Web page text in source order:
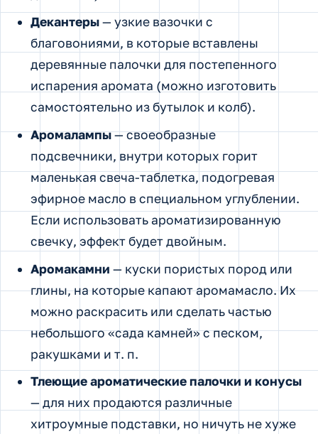
Декантеры— узкие вазочки с
благовониями, в которые вставлены
деревянные палочки для постепенного
испарения аромата (можно изготовить
самостоятельно из бутылок и колб).
Аромалампы— своеобразные
подсвечники, внутри которых горит
маленькая свеча-таблетка, подогревая
эфирное масло в специальном углублении.
Если использовать ароматизированную
свечку, эффект будет двойным.
Аромакамни — куски пористых пород или
глины, на которые капают аромамасло. Их
можно раскрасить или сделать частью
небольшого «сада камней» с песком,
ракушками и т. п.
Тлеющие ароматические палочки и конусы
— для них продаются различные
хитроумные подставки, но ничуть не хуже